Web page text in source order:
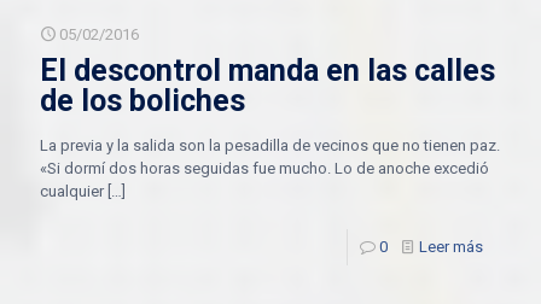
05/02/2016
El descontrol manda en las calles
de los boliches
La previa y la salida son la pesadilla de vecinos que no tienen paz.
«Si dormí dos horas seguidas fue mucho. Lo de anoche excedió
cualquier[…]
0 Leer más